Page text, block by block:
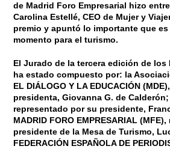
de Madrid Foro Empresarial hizo
Carolina Estellé, CEO de Mujer y
premio y apuntó lo importante que
momento para el turismo.
El Jurado de la tercera edición de los
ha estado compuesto por: la
EL DIÁLOGO Y LA EDUCACIÓN
presidenta, Giovanna G. de Calderón;
representado por su presidente,
MADRID FORO EMPRESARIAL
presidente de la Mesa de Turismo,
FEDERACIÓN ESPAÑOLA DE